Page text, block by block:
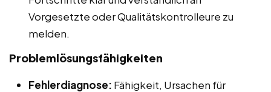
Vorgesetzte oder Qualitätskontrolleure zu
melden.
Problemlösungsfähigkeiten
Fehlerdiagnose: Fähigkeit, Ursachen für